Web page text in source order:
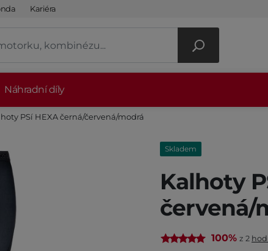
Kariéra
Náhradní díly
PSí HEXA černá/červená/modrá
Skladem
Kalhoty
červená/
100% z 2